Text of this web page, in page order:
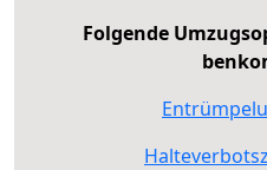
Folgende